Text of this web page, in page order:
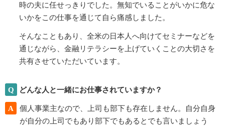
時の夫に任せっきりでした。無知でいることがいかに危な
いかをこの仕事を通じて自ら痛感しました。
そんなこともあり、全米の日本人へ向けてセミナーなどを
通じながら、金融リテラシーを上げていくことの大切さを
共有させていただいています。
Q どんな人と一緒にお仕事されていますか？
A
個人事業主なので、上司も部下も存在しません。自分自身
が自分の上司でもあり部下でもあるとでも言いましょう